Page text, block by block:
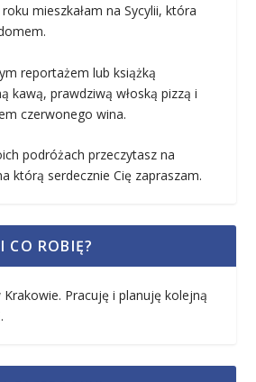
mieszkałam na Sycylii, która
reportażem lub książką
kawą, prawdziwą włoską pizzą i
czerwonego wina.
podróżach przeczytasz na
którą serdecznie Cię zapraszam.
CO ROBIĘ?
Pracuję i planuję kolejną